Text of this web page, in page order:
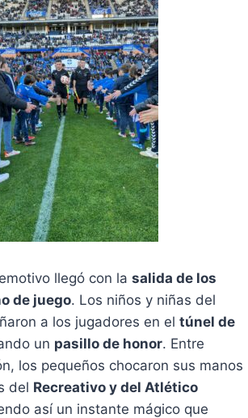
llegó con la salida de los
de juego. Los niños y niñas del
a los jugadores en el túnel de
un pasillo de honor. Entre
los pequeños chocaron sus manos
del Recreativo y del Atlético
así un instante mágico que